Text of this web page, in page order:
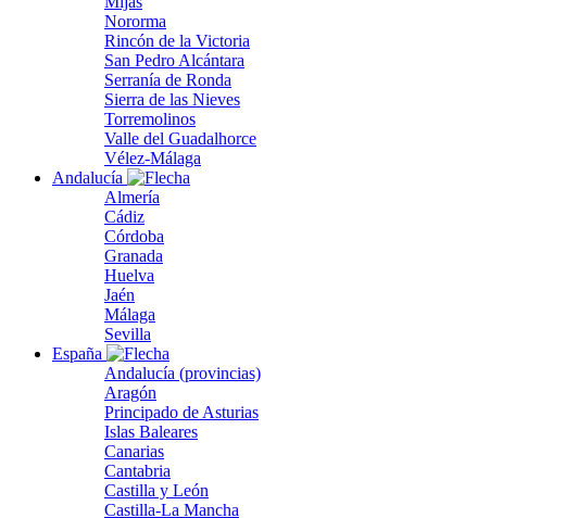
Nororma
Rincón de la Victoria
San Pedro Alcántara
Serranía de Ronda
Sierra de las Nieves
Torremolinos
Valle del Guadalhorce
Vélez-Málaga
Andalucía
Almería
Cádiz
Córdoba
Granada
Huelva
Jaén
Málaga
Sevilla
España
Andalucía (provincias)
Aragón
Principado de Asturias
Islas Baleares
Canarias
Cantabria
Castilla y León
Castilla-La Mancha